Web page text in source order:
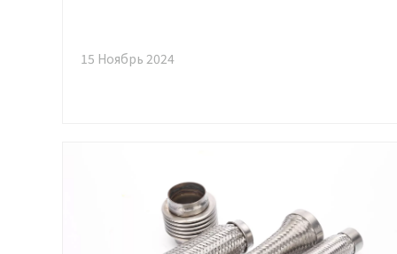
каждый из которых подходит для конкретного
15 Ноябрь 2024